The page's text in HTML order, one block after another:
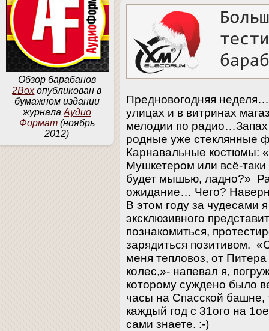
Предновогодняя
улицах и в витринах
мелодии по
родные уже стеклянные
Карнавальные костюмы:
Мушкетером или всё-
будет мышью, ладно?»
ожидание… Чего?
В этом году за чудесами
эксклюзивного
познакомиться,
зарядиться позитивом.
меня тепловоз, от
колес,»- напевал я,
которому суждено было
часы на Спасской башне,
каждый год с 31ого на
сами знаете. :-)
Обзор барабанов
2Boxопубликован в
бумажном издании
журнала Аудио
Формат (ноябрь
2012)